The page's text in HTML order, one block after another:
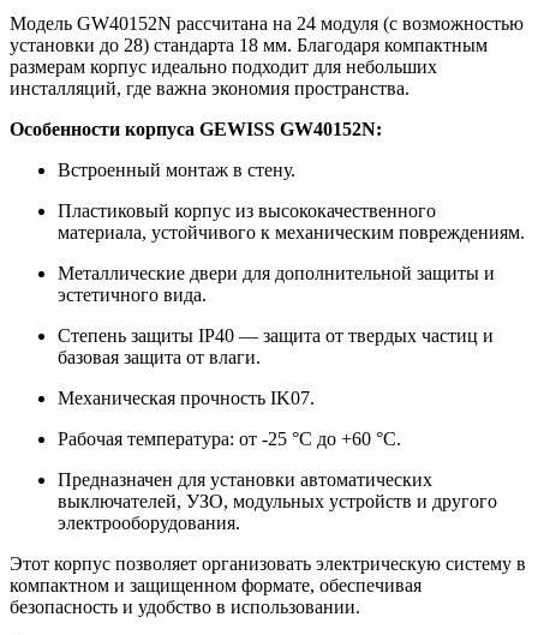
Модель GW40152N рассчитана на 24 модуля (с возможностью
установки до 28) стандарта 18 мм. Благодаря компактным
размерам корпус идеально подходит для небольших
инсталляций, где важна экономия пространства.
Особенности корпуса GEWISS GW40152N:
Встроенный монтаж в стену.
Пластиковый корпус из высококачественного
материала, устойчивого к механическим повреждениям.
Металлические двери для дополнительной защиты и
эстетичного вида.
Степень защиты IP40 — защита от твердых частиц и
базовая защита от влаги.
Механическая прочность IK07.
Рабочая температура: от -25 °C до +60 °C.
Предназначен для установки автоматических
выключателей, УЗО, модульных устройств и другого
электрооборудования.
Этот корпус позволяет организовать электрическую систему в
компактном и защищенном формате, обеспечивая
безопасность и удобство в использовании.